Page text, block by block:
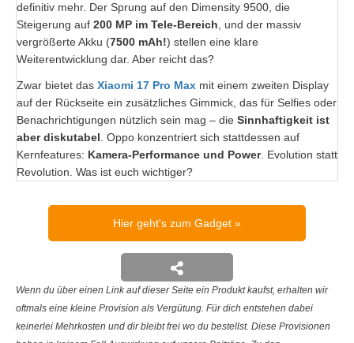
definitiv mehr. Der Sprung auf den Dimensity 9500, die
Steigerung auf 200 MP im Tele-Bereich, und der massiv
vergrößerte Akku (7500 mAh!) stellen eine klare
Weiterentwicklung dar. Aber reicht das?
Zwar bietet das Xiaomi 17 Pro Max mit einem zweiten Display
auf der Rückseite ein zusätzliches Gimmick, das für Selfies oder
Benachrichtigungen nützlich sein mag – die Sinnhaftigkeit ist
aber diskutabel. Oppo konzentriert sich stattdessen auf
Kernfeatures: Kamera-Performance und Power. Evolution statt
Revolution. Was ist euch wichtiger?
Hier geht's zum Gadget
Wenn du über einen Link auf dieser Seite ein Produkt kaufst, erhalten wir
oftmals eine kleine Provision als Vergütung. Für dich entstehen dabei
keinerlei Mehrkosten und dir bleibt frei wo du bestellst. Diese Provisionen